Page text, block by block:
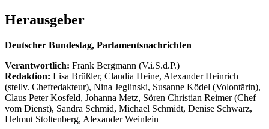
Herausgeber
Deutscher Bundestag, Parlamentsnachrichten
Verantwortlich: Frank Bergmann (V.i.S.d.P.)
Redaktion: Lisa Brüßler, Claudia Heine, Alexander Heinrich
(stellv. Chefredakteur), Nina Jeglinski, Susanne Ködel (Volontärin),
Claus Peter Kosfeld, Johanna Metz, Sören Christian Reimer (Chef
vom Dienst), Sandra Schmid, Michael Schmidt, Denise Schwarz,
Helmut Stoltenberg, Alexander Weinlein